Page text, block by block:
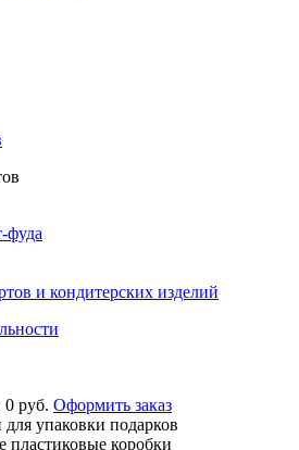
фуда
и кондитерских изделий
0 руб. Оформить заказ